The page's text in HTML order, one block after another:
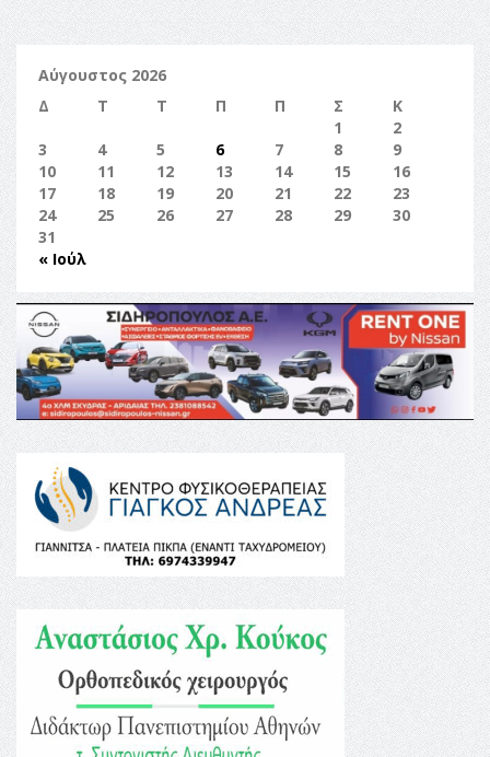
Αύγουστος 2026
Δ
Τ Τ Π Π Σ
Κ
1
2
3
4 5 6 7 8
9
10
11 12 13 14 15
16
17
18 19 20 21 22
23
24
25 26 27 28 29
30
31
« Ιούλ